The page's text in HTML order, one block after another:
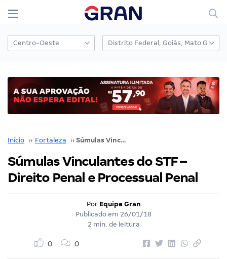
Início ›› Fortaleza ›› Súmulas Vinculantes do STF – Direito Penal e Processual Penal
Súmulas Vinculantes do STF –
Direito Penal e Processual Penal
Por Equipe Gran
Publicado em 26/01/18
2 min. de leitura
0 0